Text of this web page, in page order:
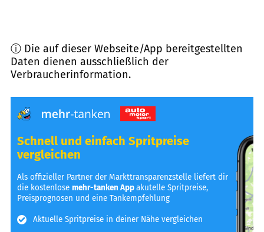
ⓘ Die auf dieser Webseite/App bereitgestellten
Daten dienen ausschließlich der
Verbraucherinformation.
Schnell und einfach Spritpreise
vergleichen
Als offizieller Partner der Markttransparenzstelle liefert dir
die kostenlosemehr-tanken Appakutelle Spritpreise,
Preisprognosen und eine Tankempfehlung
Aktuelle Spritpreise in deiner Nähe vergleichen